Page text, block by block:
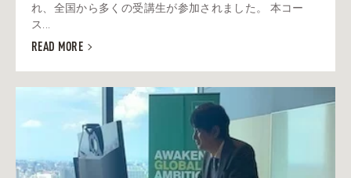
れ、全国から多くの受講生が参加されました。 本コー
ス...
READ MORE